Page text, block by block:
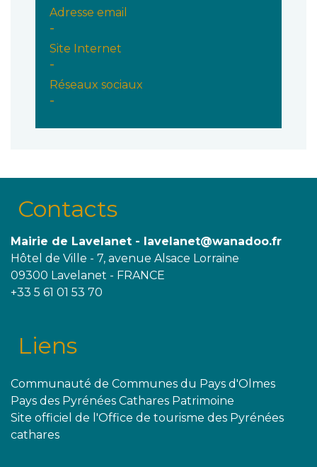
Adresse email
-
Site Internet
-
Réseaux sociaux
-
Contacts
Mairie de Lavelanet - lavelanet@wanadoo.fr
Hôtel de Ville - 7, avenue Alsace Lorraine
09300 Lavelanet - FRANCE
+33 5 61 01 53 70
Liens
Communauté de Communes du Pays d'Olmes
Pays des Pyrénées Cathares Patrimoine
Site officiel de l'Office de tourisme des Pyrénées
cathares